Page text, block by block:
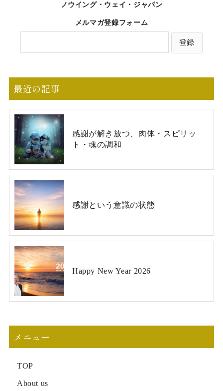
ノウイング・ウェイ・ジャパン
メルマガ登録フォーム
最近の記事
感謝が解き放つ、肉体・スピリッ
ト・魂の調和
感謝という意識の状態
Happy New Year 2026
メニュー
TOP
About us